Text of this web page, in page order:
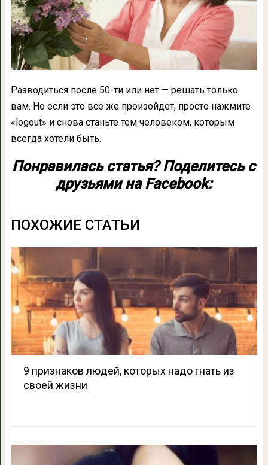
Разводиться после 50-ти или нет — решать только
вам. Но если это все же произойдет, просто нажмите
«logout» и снова станьте тем человеком, которым
всегда хотели быть.
Понравилась статья? Поделитесь с
друзьями на Facebook:
ПОХОЖИЕ СТАТЬИ
9 признаков людей, которых надо гнать из
своей жизни